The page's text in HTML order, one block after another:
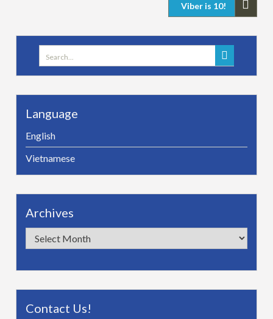
Viber is 10!
Search
for:
Language
English
Vietnamese
Archives
Archives
Contact Us!